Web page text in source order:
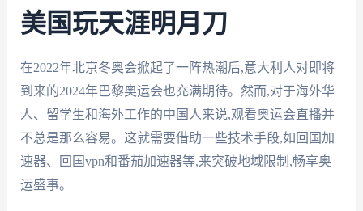
美国玩天涯明月刀
在2022年北京冬奥会掀起了一阵热潮后,意大利人对即将
到来的2024年巴黎奥运会也充满期待。然而,对于海外华
人、留学生和海外工作的中国人来说,观看奥运会直播并
不总是那么容易。这就需要借助一些技术手段,如回国加
速器、回国vpn和番茄加速器等,来突破地域限制,畅享奥
运盛事。